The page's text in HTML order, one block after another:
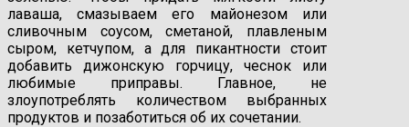
лаваша, смазываем его майонезом или
сливочным соусом, сметаной, плавленым
сыром, кетчупом, а для пикантности стоит
добавить дижонскую горчицу, чеснок или
любимые приправы. Главное, не
злоупотреблять количеством выбранных
продуктов и позаботиться об их сочетании.